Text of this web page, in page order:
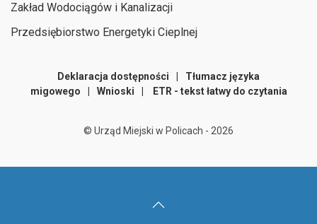
Zakład Wodociągów i Kanalizacji
Przedsiębiorstwo Energetyki Cieplnej
Deklaracja dostępności
Tłumacz języka
migowego
Wnioski ETR - tekst łatwy do czytania
© Urząd Miejski w Policach - 2026